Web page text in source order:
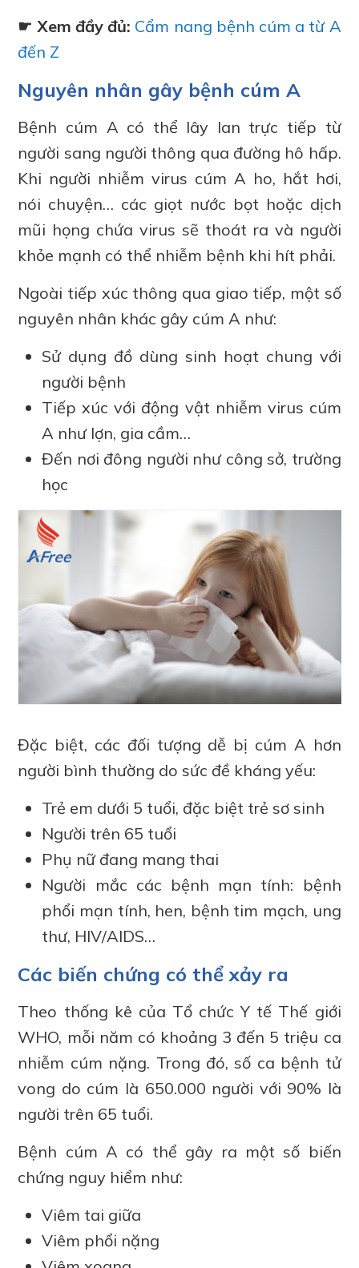
☛ Xem đầy đủ: Cẩm nang bệnh cúm a từ A
đến Z
Nguyên nhân gây bệnh cúm A
Bệnh cúm A có thể lây lan trực tiếp từ
người sang người thông qua đường hô hấp.
Khi người nhiễm virus cúm A ho, hắt hơi,
nói chuyện… các giọt nước bọt hoặc dịch
mũi họng chứa virus sẽ thoát ra và người
khỏe mạnh có thể nhiễm bệnh khi hít phải.
Ngoài tiếp xúc thông qua giao tiếp, một số
nguyên nhân khác gây cúm A như:
Sử dụng đồ dùng sinh hoạt chung với
người bệnh
Tiếp xúc với động vật nhiễm virus cúm
A như lợn, gia cầm…
Đến nơi đông người như công sở, trường
học
Đặc biệt, các đối tượng dễ bị cúm A hơn
người bình thường do sức đề kháng yếu:
Trẻ em dưới 5 tuổi, đặc biệt trẻ sơ sinh
Người trên 65 tuổi
Phụ nữ đang mang thai
Người mắc các bệnh mạn tính: bệnh
phổi mạn tính, hen, bệnh tim mạch, ung
thư, HIV/AIDS…
Các biến chứng có thể xảy ra
Theo thống kê của Tổ chức Y tế Thế giới
WHO, mỗi năm có khoảng 3 đến 5 triệu ca
nhiễm cúm nặng. Trong đó, số ca bệnh tử
vong do cúm là 650.000 người với 90% là
người trên 65 tuổi.
Bệnh cúm A có thể gây ra một số biến
chứng nguy hiểm như:
Viêm tai giữa
Viêm phổi nặng